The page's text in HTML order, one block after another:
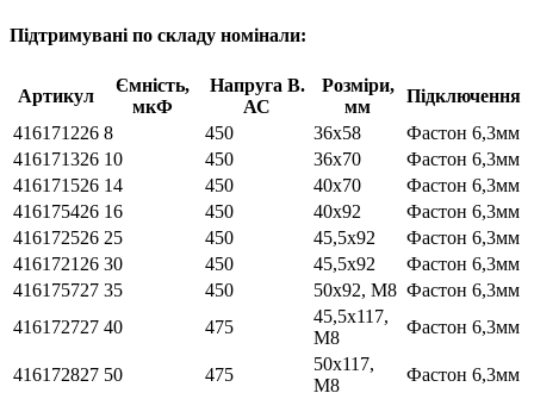
Підтримувані по складу номінали:
Артикул
Ємність,
мкФ
Напруга В.
АС
Розміри,
мм
Підключення
416171226 8 450 36х58
Фастон 6,3мм
416171326 10 450 36х70
Фастон 6,3мм
416171526 14 450 40х70
Фастон 6,3мм
416175426 16 450 40х92
Фастон 6,3мм
416172526 25 450 45,5х92
Фастон 6,3мм
416172126 30 450 45,5х92
Фастон 6,3мм
416175727 35 450 50х92, М8 Фастон 6,3мм
416172727 40 475
45,5х117,
М8
Фастон 6,3мм
416172827 50 475
50х117,
М8
Фастон 6,3мм